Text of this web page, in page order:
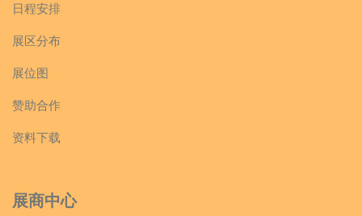
日程安排
展区分布
展位图
赞助合作
资料下载
展商中心